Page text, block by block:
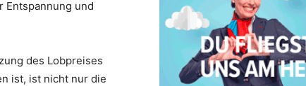
Entspannung und
des Lobpreises
ist, ist nicht nur die